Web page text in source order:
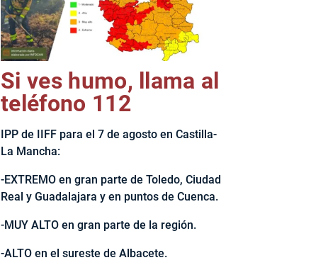
Si ves humo, llama al
teléfono 112
IPP de IIFF para el 7 de agosto en Castilla-
La Mancha:
-EXTREMO en gran parte de Toledo, Ciudad
Real y Guadalajara y en puntos de Cuenca.
-MUY ALTO en gran parte de la región.
-ALTO en el sureste de Albacete.